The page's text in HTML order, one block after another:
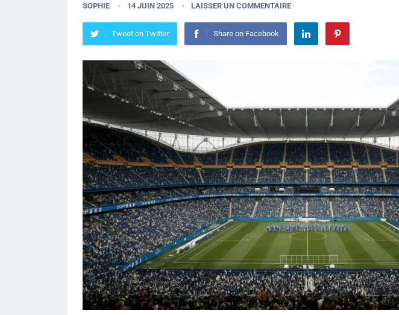
SOPHIE 14 JUIN 2025 LAISSER UN COMMENTAIRE
Tweet on Twitter Share on Facebook